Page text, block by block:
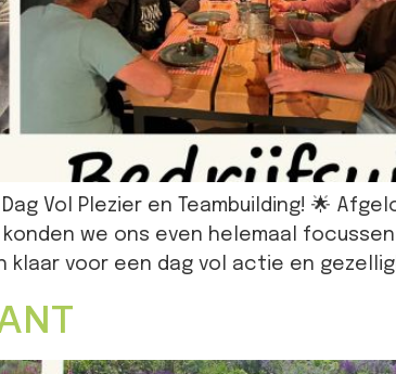
Vol Plezier en Teambuilding! 🌟
we ons even helemaal
klaar voor een dag vol actie en